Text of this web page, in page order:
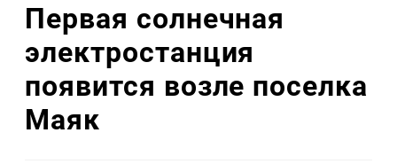
Первая солнечная
электростанция
появится возле поселка
Маяк